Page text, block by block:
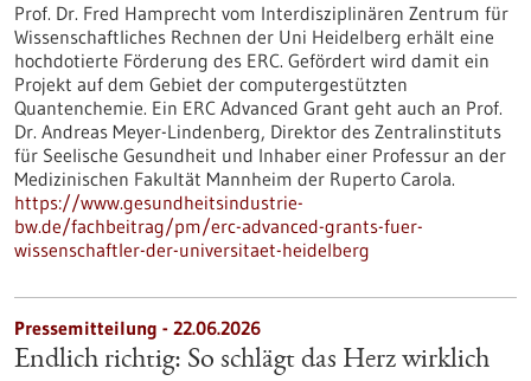
Prof. Dr. Fred Hamprecht vom Interdisziplinären Zentrum für
Wissenschaftliches Rechnen der Uni Heidelberg erhält eine
hochdotierte Förderung des ERC. Gefördert wird damit ein
Projekt auf dem Gebiet der computergestützten
Quantenchemie. Ein ERC Advanced Grant geht auch an Prof.
Dr. Andreas Meyer-Lindenberg, Direktor des Zentralinstituts
für Seelische Gesundheit und Inhaber einer Professur an der
Medizinischen Fakultät Mannheim der Ruperto Carola.
https://www.gesundheitsindustrie-
bw.de/fachbeitrag/pm/erc-advanced-grants-fuer-
wissenschaftler-der-universitaet-heidelberg
Pressemitteilung - 22.06.2026
Endlich richtig: So schlägt das Herz wirklich